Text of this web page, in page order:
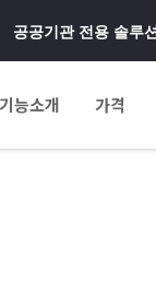
공공기관 전용 솔루
기능소개 가격